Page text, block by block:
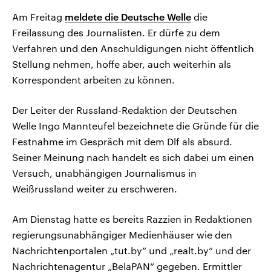
Am Freitag meldete die Deutsche Welle die
Freilassung des Journalisten. Er dürfe zu dem
Verfahren und den Anschuldigungen nicht öffentlich
Stellung nehmen, hoffe aber, auch weiterhin als
Korrespondent arbeiten zu können.
Der Leiter der Russland-Redaktion der Deutschen
Welle Ingo Mannteufel bezeichnete die Gründe für die
Festnahme im Gespräch mit dem Dlf als absurd.
Seiner Meinung nach handelt es sich dabei um einen
Versuch, unabhängigen Journalismus in
Weißrussland weiter zu erschweren.
Am Dienstag hatte es bereits Razzien in Redaktionen
regierungsunabhängiger Medienhäuser wie den
Nachrichtenportalen „tut.by“ und „realt.by“ und der
Nachrichtenagentur „BelaPAN“ gegeben. Ermittler